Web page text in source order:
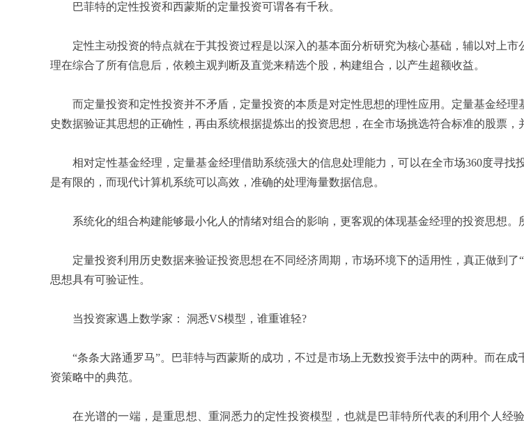
巴菲特的定性投资和西蒙斯的定量投资可谓各有千秋。
定性主动投资的特点就在于其投资过程是以深入的基本面分析研究为核心基础，辅以对上市
理在综合了所有信息后，依赖主观判断及直觉来精选个股，构建组合，以产生超额收益。
而定量投资和定性投资并不矛盾，定量投资的本质是对定性思想的理性应用。定量基金经理
史数据验证其思想的正确性，再由系统根据提炼出的投资思想，在全市场挑选符合标准的股票，
相对定性基金经理，定量基金经理借助系统强大的信息处理能力，可以在全市场360度寻找
是有限的，而现代计算机系统可以高效，准确的处理海量数据信息。
系统化的组合构建能够最小化人的情绪对组合的影响，更客观的体现基金经理的投资思想。
定量投资利用历史数据来验证投资思想在不同经济周期，市场环境下的适用性，真正做到了
思想具有可验证性。
当投资家遇上数学家： 洞悉VS模型，谁重谁轻?
“条条大路通罗马”。巴菲特与西蒙斯的成功，不过是市场上无数投资手法中的两种。而在成
资策略中的典范。
在光谱的一端，是重思想、重洞悉力的定性投资模型，也就是巴菲特所代表的利用个人经